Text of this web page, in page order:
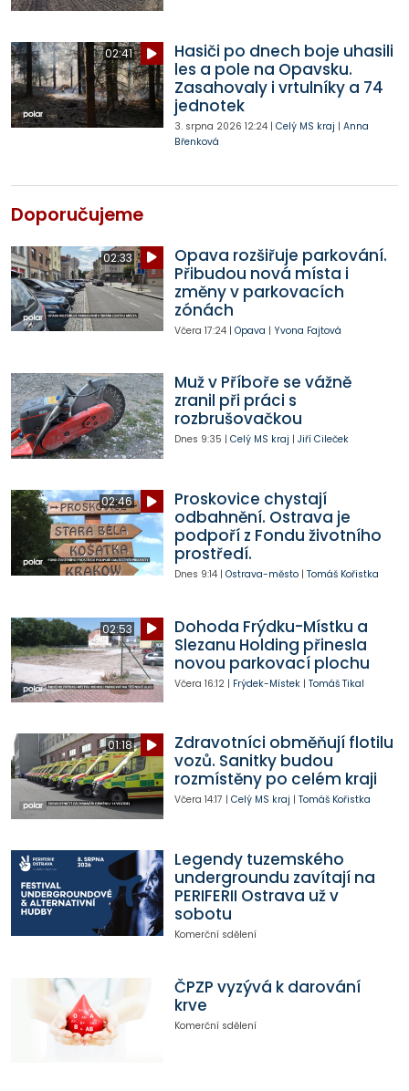
02:41
Hasiči po dnech boje uhasili
les a pole na Opavsku.
Zasahovaly i vrtulníky a 74
jednotek
3. srpna 2026 12:24| Celý MS kraj | Anna
Břenková
Doporučujeme
02:33
Opava rozšiřuje parkování.
Přibudou nová místa i
změny v parkovacích
zónách
Včera 17:24| Opava | Yvona Fajtová
Muž v Příboře se vážně
zranil při práci s
rozbrušovačkou
Dnes 9:35 | Celý MS kraj | Jiří Cileček
02:46
Proskovice chystají
odbahnění. Ostrava je
podpoří z Fondu životního
prostředí.
Dnes 9:14| Ostrava-město| Tomáš Kořistka
02:53
Dohoda Frýdku-Místku a
Slezanu Holding přinesla
novou parkovací plochu
Včera 16:12| Frýdek-Místek| Tomáš Tikal
01:18
Zdravotníci obměňují flotilu
vozů. Sanitky budou
rozmístěny po celém kraji
Včera 14:17 | Celý MS kraj | Tomáš Kořistka
Legendy tuzemského
undergroundu zavítají na
PERIFERII Ostrava už v
sobotu
Komerční sdělení
ČPZP vyzývá k darování
krve
Komerční sdělení